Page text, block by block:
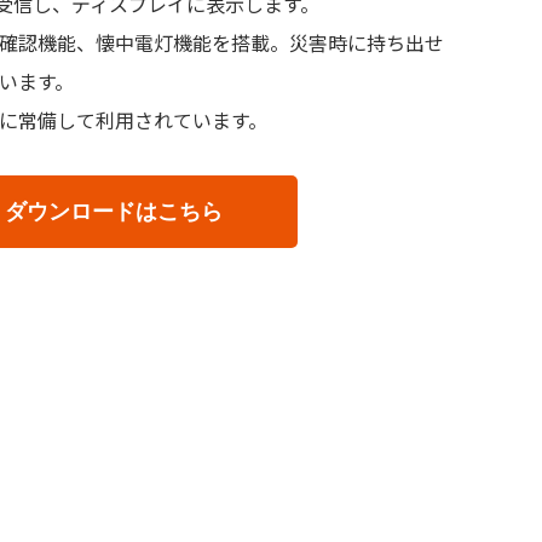
認機能、懐中電灯機能を搭載。災害時に持ち出せ
ます。
備して利用されています。
ダウンロードはこちら